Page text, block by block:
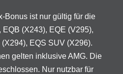
Bonus ist nur gültig für die
(X243), EQE (V295),
EQS SUV (X296).
gelten inklusive AMG. Die
Nur nutzbar für